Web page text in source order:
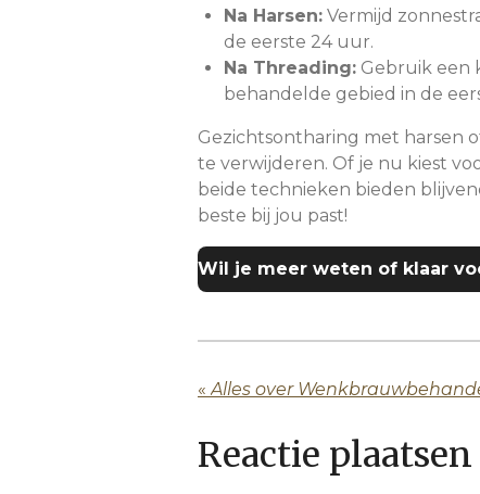
Na Harsen: Vermijd
de eerste 24 uur.
Na Threading: Gebruik een
behandelde gebied in de
Gezichtsontharing met harsen
te verwijderen. Of je nu kiest
beide technieken bieden
beste bij jou past!
Wil je meer weten of klaar
«
Reactie plaatsen